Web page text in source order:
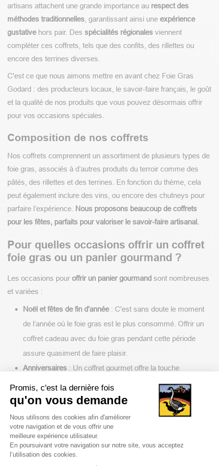
Promis, c'est la dernière fois
qu'on vous demande
Plateforme de Gestion du
Nous utilisons des cookies afin d'améliorer
votre navigation et de vous offrir une
meilleure expérience utilisateur.
En poursuivant votre navigation sur notre site, vous acceptez
l’utilisation des cookies.
artisans attachent une grande importance au respect des
méthodes traditionnelles , garantissant ainsi une expérience
gustativehors pair. Des spécialités régionales viennent
compléter ces coffrets, tels que des confits, des rillettes ou
encore des terrines diverses.
C'est ce que nous aimons mettre en avant chez Foie Gras
Godard : des producteurs locaux, le savoir-faire français, le goût
et la qualité de nos produits que vous pouvez désormais offrir
pour vos occasions spéciales.
Composition de nos coffrets
Nos coffrets comprennent un assortiment de plusieurs types de
foie gras, associés à d’autres produits du terroir comme des
pâtés, des rillettes et des terrines. En fonction du thème, cela
peut également inclure des vins, ou encore des chutneys pour
parfaire l’expérience. Nous proposons beaucoup de coffrets
pour les fêtes, parfaits pour valoriser le savoir-faire artisanal.
Pour quelles occasions offrir un coffret
foie gras ou un panier gourmand ?
Les occasions pour offrir un panier gourmand sont nombreuses
et variées :
Noël et fêtes de fin d'année: C'est sans doute le moment
de l’année où le foie gras est le plus consommé. Offrir un
coffret cadeau avec du foie gras pendant cette période
assure quasiment de faire plaisir.
Anniversaires : Un coffret gourmet offre la touche
d'élégance nécessaire pour fêter dignement un
anniversaire. C’est un cadeau qui fera plaisir à coup sûr !
: Célébrer ce passage important avec des produits
raffinés est une belle manière de rendre hommage au
parcours professionnel du retraité.